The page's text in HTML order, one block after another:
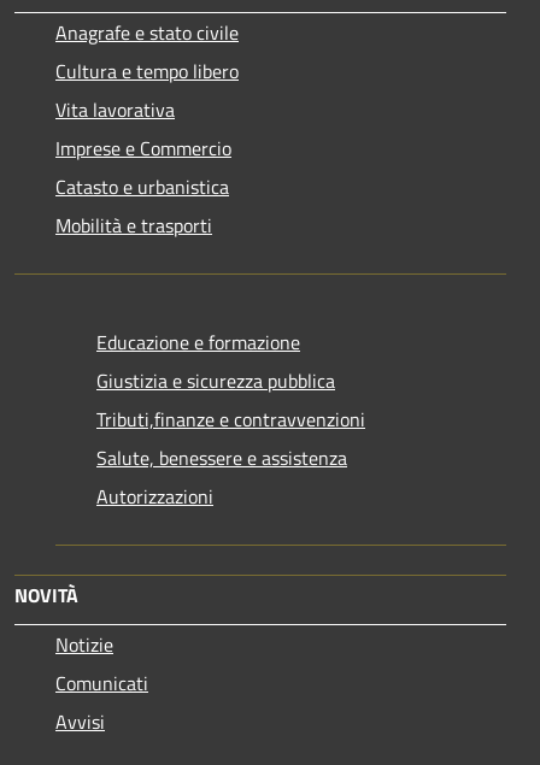
Anagrafe e stato civile
Cultura e tempo libero
Vita lavorativa
Imprese e Commercio
Catasto e urbanistica
Mobilità e trasporti
Educazione e formazione
Giustizia e sicurezza pubblica
Tributi,finanze e contravvenzioni
Salute, benessere e assistenza
Autorizzazioni
NOVITÀ
Notizie
Comunicati
Avvisi